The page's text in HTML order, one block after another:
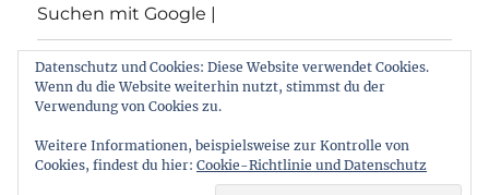
Suchen mit Google |
Themen
Archiv von: Berlin:Verkehr Stolz präsentiert von
Datenschutz und Cookies: Diese Website verwendet Cookies.
Wenn du die Website weiterhin nutzt, stimmst du der
Verwendung von Cookies zu.
Weitere Informationen, beispielsweise zur Kontrolle von
Cookies, findest du hier: Cookie-Richtlinie und Datenschutz